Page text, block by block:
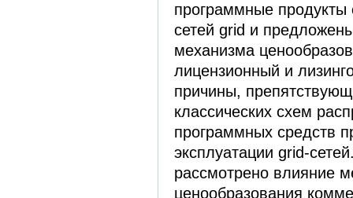
программные продукты
сетей grid и
механизма
лицензионный и
причины,
классических схем
программных средств
эксплуатации grid-
рассмотрено влияние
ценообразования